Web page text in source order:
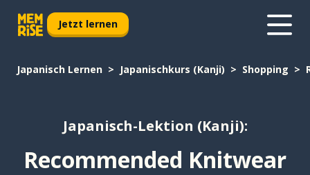
Jetzt lernen
Japanisch Lernen Japanischkurs (Kanji) Shopping
Japanisch-Lektion (Kanji):
Recommended Knitwear